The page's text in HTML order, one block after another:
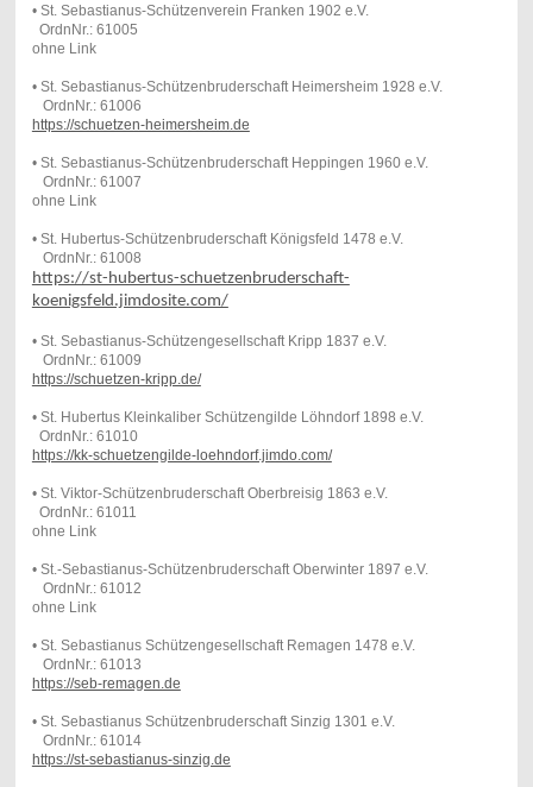
• St. Sebastianus-Schützenverein Franken 1902 e.V.
OrdnNr.: 61005
ohne Link
• St. Sebastianus-Schützenbruderschaft Heimersheim 1928 e.V.
OrdnNr.: 61006
https://schuetzen-heimersheim.de
• St. Sebastianus-Schützenbruderschaft Heppingen 1960 e.V.
OrdnNr.: 61007
ohne Link
• St. Hubertus-Schützenbruderschaft Königsfeld 1478 e.V.
OrdnNr.: 61008
https://st-hubertus-schuetzenbruderschaft-
koenigsfeld.jimdosite.com/
• St. Sebastianus-Schützengesellschaft Kripp 1837 e.V.
OrdnNr.: 61009
https://schuetzen-kripp.de/
• St. Hubertus Kleinkaliber Schützengilde Löhndorf 1898 e.V.
OrdnNr.: 61010
https://kk-schuetzengilde-loehndorf.jimdo.com/
• St. Viktor-Schützenbruderschaft Oberbreisig 1863 e.V.
OrdnNr.: 61011
ohne Link
• St.-Sebastianus-Schützenbruderschaft Oberwinter 1897 e.V.
OrdnNr.: 61012
ohne Link
• St. Sebastianus Schützengesellschaft Remagen 1478 e.V.
OrdnNr.: 61013
https://seb-remagen.de
• St. Sebastianus Schützenbruderschaft Sinzig 1301 e.V.
OrdnNr.: 61014
https://st-sebastianus-sinzig.de